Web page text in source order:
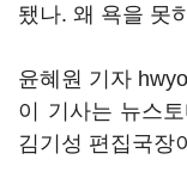
됐나. 왜 욕을 못
윤혜원 기자
이 기사는 뉴스
김기성 편집국장